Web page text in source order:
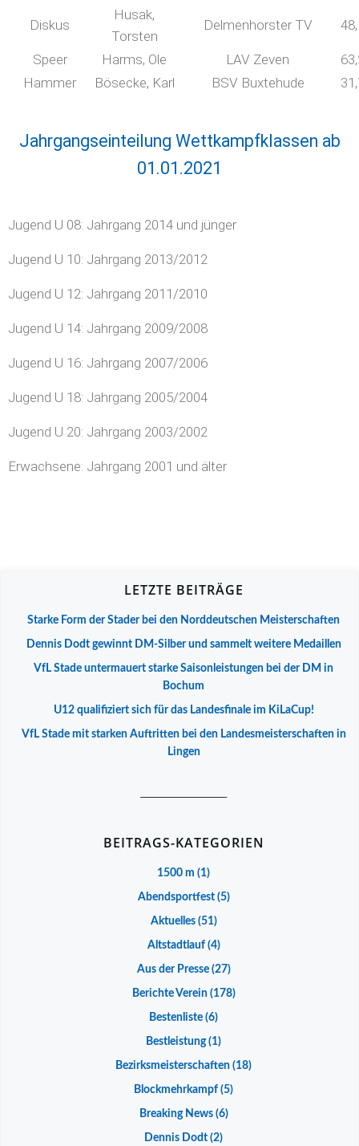
Diskus
Husak,
Torsten
Delmenhorster TV
Speer Harms, Ole LAV Zeven
Hammer
Bösecke, Karl BSV Buxtehude
Jahrgangseinteilung Wettkampfklassen ab
01.01.2021
Jugend U 08: Jahrgang 2014 und jünger
Jugend U 10: Jahrgang 2013/2012
Jugend U 12: Jahrgang 2011/2010
Jugend U 14: Jahrgang 2009/2008
Jugend U 16: Jahrgang 2007/2006
Jugend U 18: Jahrgang 2005/2004
Jugend U 20: Jahrgang 2003/2002
Erwachsene: Jahrgang 2001 und älter
LETZTE BEITRÄGE
Starke Form der Stader bei den Norddeutschen Meisterschaften
Dennis Dodt gewinnt DM-Silber und sammelt weitere Medaillen
VfL Stade untermauert starke Saisonleistungen bei der DM in
Bochum
U12 qualifiziert sich für das Landesfinale im KiLaCup!
VfL Stade mit starken Auftritten bei den Landesmeisterschaften in
Lingen
BEITRAGS-KATEGORIEN
1500 m (1)
Abendsportfest(5)
Aktuelles(51)
Altstadtlauf(4)
Aus der Presse(27)
Berichte Verein(178)
Bestenliste (6)
Bestleistung(1)
Bezirksmeisterschaften (18)
Blockmehrkampf (5)
Breaking News(6)
Dennis Dodt (2)